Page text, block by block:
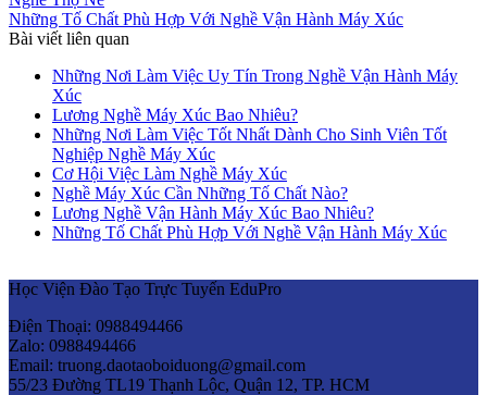
Những Tố Chất Phù Hợp Với Nghề Vận Hành Máy Xúc
Bài viết liên quan
Những Nơi Làm Việc Uy Tín Trong Nghề Vận Hành Máy
Xúc
Lương Nghề Máy Xúc Bao Nhiêu?
Những Nơi Làm Việc Tốt Nhất Dành Cho Sinh Viên Tốt
Nghiệp Nghề Máy Xúc
Cơ Hội Việc Làm Nghề Máy Xúc
Nghề Máy Xúc Cần Những Tố Chất Nào?
Lương Nghề Vận Hành Máy Xúc Bao Nhiêu?
Những Tố Chất Phù Hợp Với Nghề Vận Hành Máy Xúc
Học Viện Đào Tạo Trực Tuyến EduPro
Điện Thoại: 0988494466
Zalo: 0988494466
Email: truong.daotaoboiduong@gmail.com
55/23 Đường TL19 Thạnh Lộc, Quận 12, TP. HCM